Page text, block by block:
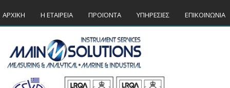
ΑΡΧΙΚΗ Η ΕΤΑΙΡΕΙΑ ΠΡΟΪΟΝΤΑ ΥΠΗΡΕΣΙΕΣ ΕΠΙΚΟΙΝΩΝΙΑ